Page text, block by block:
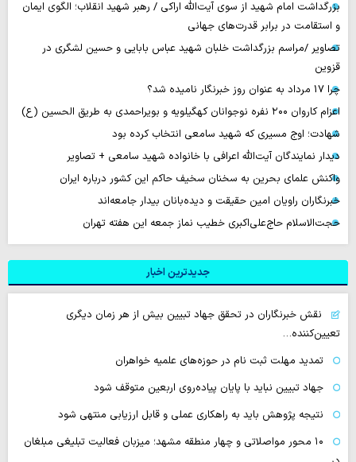
بزرگداشت امام شهید از سوی آیت‌الله اراکی / رهبر شهید انقلاب؛ الگوی ایمان
و استقامت در برابر قدرت‌های جهانی
تصاویر /مراسم بزرگداشت خلبان شهید عباس بابایی و حسین لشگری در
قزوین
چرا 17 مرداد به عنوان روز خبرنگار نامیده شد؟
اعزام کاروان ۲۰۰ نفره نوجوانان کهگیلویه و بویراحمدی به طریق الحسین (ع)
شهادت؛ اوج مسیری که شهید سامعی انتخاب کرده بود
دیدار نمایندگان آیت‌الله اعرافی با خانواده شهید سامعی + تصاویر
واکنش علمای بحرین به سخنان سخیف حاکم این کشور درباره ایران
خبرنگاران راویان امین حقیقت و دیده‌بانان بیدار جامعه‌اند
حجت‌الاسلام حاج‌علی‌اکبری خطیب نماز جمعه این هفته تهران
جدیدترین اخبار
نقش خبرنگاران در تحقق جهاد تبیین بیش از هر زمان دیگری
تعیین‌کننده…
تمدید مهلت ثبت نام در حوزه‌های علمیه خواهران
جهاد تبیین نباید با پایان پیاده‌روی اربعین متوقف شود
نتیجه پژوهش باید به راهکاری عملی و قابل ارزیابی منتهی شود
۱۰ محور مواصلاتی و چهار منطقه مشهد؛ میزبان فعالیت تبلیغی مبلغان